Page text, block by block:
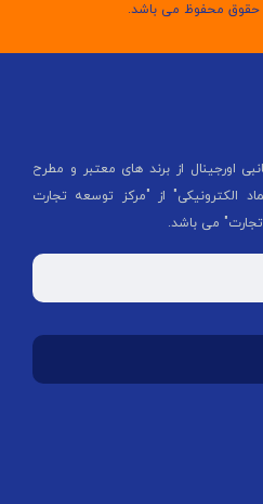
حقوق محفوظ می باشد.
اورجینال از برند های معتبر و مطرح
الکترونیکی" از "مركز توسعه تجارت
می باشد.